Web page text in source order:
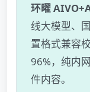
环曜
线大模型、
置格式兼容
96%，纯内
件内容。